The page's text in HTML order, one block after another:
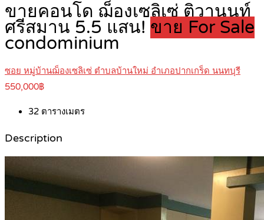
ขายคอนโด ฌ็องเซลิเซ่ ติวานนท์
ศรีสมาน 5.5 แสน! ขาย For Sale
condominium
ซอย หมู่บ้านฌ็องเซลิเซ่ ตำบลบ้านใหม่ อำเภอปากเกร็ด นนทบุรี
550,000฿
32 ตารางเมตร
Description